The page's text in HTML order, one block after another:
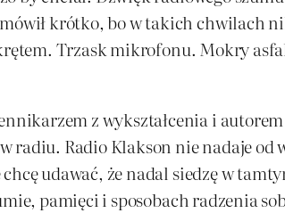
krótko, bo w takich chwilach
Trzask mikrofonu. Mokry
z wykształcenia i
radiu. Radio Klakson nie nadaje
udawać, że nadal siedzę w
pamięci i sposobach radzenia